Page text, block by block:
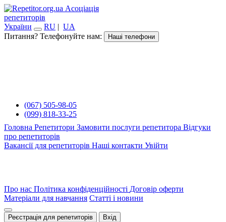
Асоціація
репетиторів
України
RU | UA
Питання? Телефонуйте нам:
Наші телефони
(067) 505-98-05
(099) 818-33-25
Головна Репетитори Замовити послуги репетитора Відгуки
про репетиторів
Вакансії для репетиторів Наші контакти Увійти
Про нас Політика конфіденційності Договір оферти
Матеріали для навчання Статті і новини
Реєстрація для репетиторів Вхід